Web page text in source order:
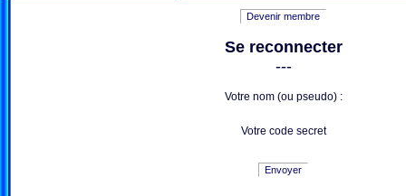
Devenir membre
Se reconnecter
---
Votre nom (ou pseudo) :
Votre code secret
Envoyer